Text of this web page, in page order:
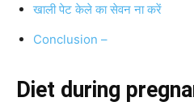
खाली पेट केले का सेवन ना करें
Conclusion –
Diet during